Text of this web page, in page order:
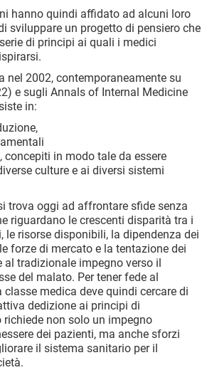
hanno quindi affidato ad alcuni loro
sviluppare un progetto di pensiero che
di principi ai quali i medici
nel 2002, contemporaneamente su
e sugli Annals of Internal Medicine
in:
concepiti in modo tale da essere
culture e ai diversi sistemi
trova oggi ad affrontare sfide senza
riguardano le crescenti disparità tra i
le risorse disponibili, la dipendenza dei
forze di mercato e la tentazione dei
al tradizionale impegno verso il
del malato. Per tener fede al
medica deve quindi cercare di
dedizione ai principi di
non solo un impegno
dei pazienti, ma anche sforzi
il sistema sanitario per il